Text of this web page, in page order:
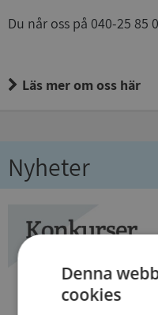
Du når oss på 040-25 85
Läs mer om oss här
Nyheter
Denna
cookies